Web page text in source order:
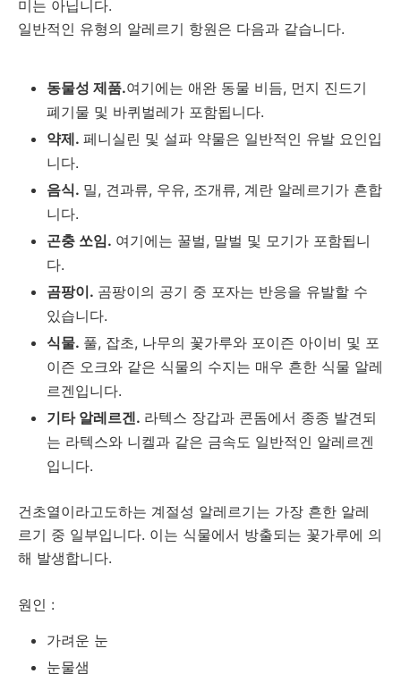
미는 아닙니다.
일반적인 유형의 알레르기 항원은 다음과 같습니다.
동물성 제품.여기에는 애완 동물 비듬, 먼지 진드기
폐기물 및 바퀴벌레가 포함됩니다.
약제. 페니실린 및 설파 약물은 일반적인 유발 요인입
니다.
음식. 밀, 견과류, 우유, 조개류, 계란 알레르기가 흔합
니다.
곤충 쏘임. 여기에는 꿀벌, 말벌 및 모기가 포함됩니
다.
곰팡이. 곰팡이의 공기 중 포자는 반응을 유발할 수
있습니다.
식물. 풀, 잡초, 나무의 꽃가루와 포이즌 아이비 및 포
이즌 오크와 같은 식물의 수지는 매우 흔한 식물 알레
르겐입니다.
기타 알레르겐. 라텍스 장갑과 콘돔에서 종종 발견되
는 라텍스와 니켈과 같은 금속도 일반적인 알레르겐
입니다.
건초열이라고도하는 계절성 알레르기는 가장 흔한 알레
르기 중 일부입니다. 이는 식물에서 방출되는 꽃가루에 의
해 발생합니다.
원인 :
가려운 눈
눈물샘